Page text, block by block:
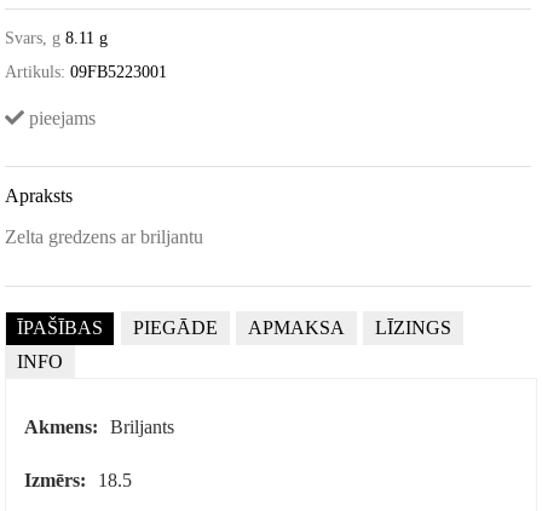
Svars, g 8.11 g
Artikuls: 09FB5223001
pieejams
Apraksts
Zelta gredzens ar briljantu
ĪPAŠĪBAS PIEGĀDE APMAKSA
LĪZINGS
INFO
Akmens: Briljants
Izmērs: 18.5